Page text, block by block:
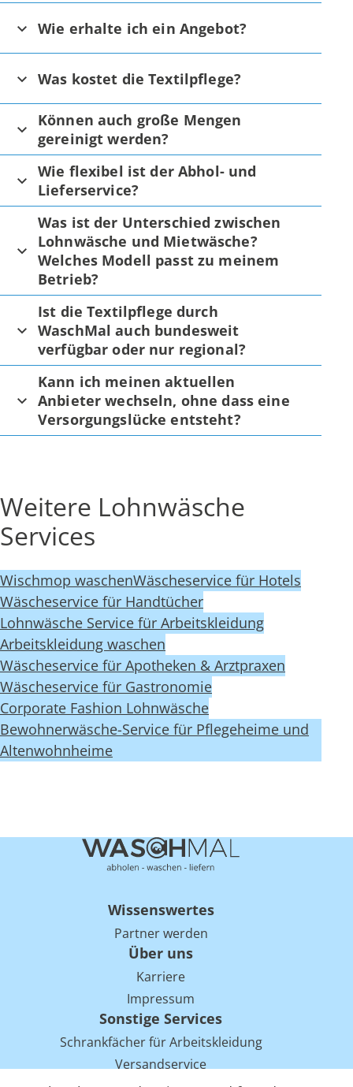
Wie erhalte ich ein Angebot?
Was kostet die Textilpflege?
Können auch große Mengen
gereinigt werden?
Wie flexibel ist der Abhol- und
Lieferservice?
Was ist der Unterschied zwischen
Lohnwäsche und Mietwäsche?
Welches Modell passt zu meinem
Betrieb?
Ist die Textilpflege durch
WaschMal auch bundesweit
verfügbar oder nur regional?
Kann ich meinen aktuellen
Anbieter wechseln, ohne dass eine
Versorgungslücke entsteht?
Weitere Lohnwäsche
Services
Wischmop waschenWäscheservice für Hotels
Wäscheservice für Handtücher
Lohnwäsche Service für Arbeitskleidung
Arbeitskleidung waschen
Wäscheservice für Apotheken & Arztpraxen
Wäscheservice für Gastronomie
Corporate Fashion Lohnwäsche
Bewohnerwäsche-Service für Pflegeheime und
Altenwohnheime
Wissenswertes
Partner werden
Über uns
Karriere
Impressum
Sonstige Services
Schrankfächer für Arbeitskleidung
Versandservice